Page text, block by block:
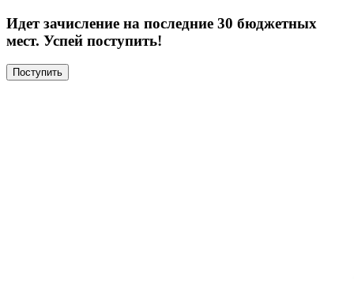
Идет зачисление на последние 30 бюджетных
мест. Успей поступить!
Поступить